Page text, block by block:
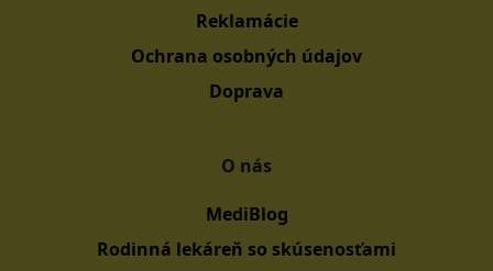
Reklamácie
Ochrana osobných údajov
Doprava
O nás
MediBlog
Rodinná lekáreň so skúsenosťami